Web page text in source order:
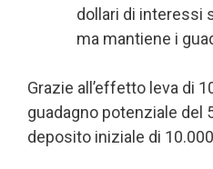
dollari di interessi
ma mantiene i
Grazie all’effetto leva di
guadagno potenziale del
deposito iniziale di